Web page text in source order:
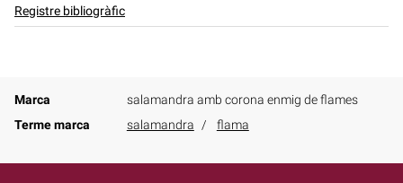
Registre bibliogràfic
Marca
salamandra amb corona enmig de flames
Terme marca
salamandra flama